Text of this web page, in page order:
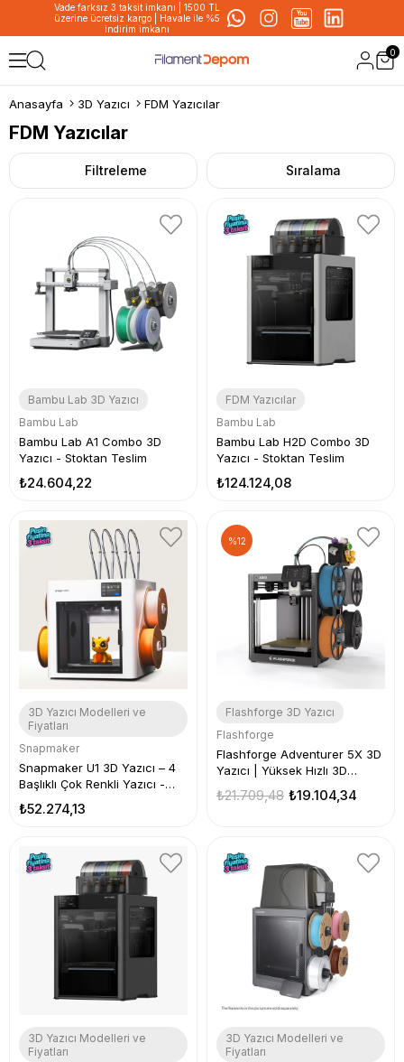
Vade farksız 3 taksit imkanı | 1500 TL
üzerine ücretsiz kargo | Havale ile %5
indirim imkanı
0
Anasayfa 3D Yazıcı FDM Yazıcılar
FDM Yazıcılar
Filtreleme Sıralama
Bambu Lab 3D Yazıcı
Bambu Lab
Bambu Lab A1 Combo 3D
Yazıcı - Stoktan Teslim
₺24.604,22
FDM Yazıcılar
Bambu Lab
Bambu Lab H2D Combo 3D
Yazıcı - Stoktan Teslim
₺124.124,08
3D Yazıcı Modelleri ve
Fiyatları
Snapmaker
Snapmaker U1 3D Yazıcı – 4
Başlıklı Çok Renkli Yazıcı -
₺52.274,13
Flashforge 3D Yazıcı
Flashforge
Flashforge Adventurer 5X 3D
Yazıcı | Yüksek Hızlı 3D
₺19.104,34
₺21.709,48
%12
3D Yazıcı Modelleri ve
Fiyatları
3D Yazıcı Modelleri ve
Fiyatları